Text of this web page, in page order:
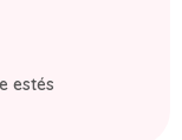
estés